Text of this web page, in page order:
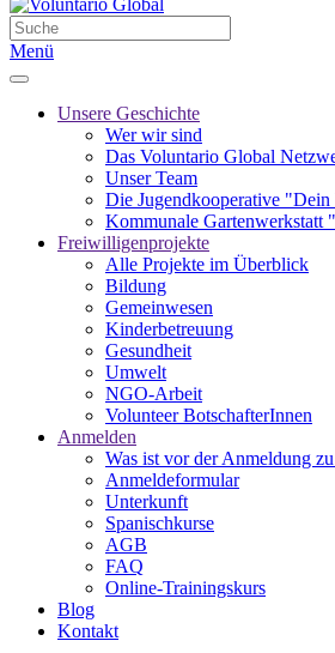
Menü
Unsere Geschichte
Wer wir sind
Das Voluntario Global
Unser Team
Die Jugendkooperative "Dein
Kommunale Gartenwerkstatt
Freiwilligenprojekte
Alle Projekte im Überblick
Bildung
Gemeinwesen
Kinderbetreuung
Gesundheit
Umwelt
NGO-Arbeit
Volunteer BotschafterInnen
Anmelden
Was ist vor der Anmeldung
Anmeldeformular
Unterkunft
Spanischkurse
AGB
FAQ
Online-Trainingskurs
Blog
Kontakt